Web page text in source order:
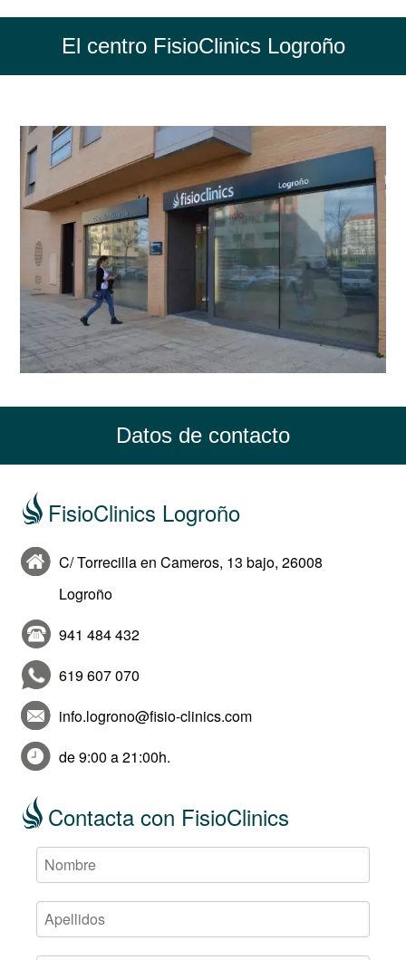
El centro FisioClinics Logroño
Datos de contacto
FisioClinics Logroño
C/ Torrecilla en Cameros, 13 bajo, 26008
Logroño
941 484 432
619 607 070
info.logrono@fisio-clinics.com
de 9:00 a 21:00h.
Contacta con FisioClinics